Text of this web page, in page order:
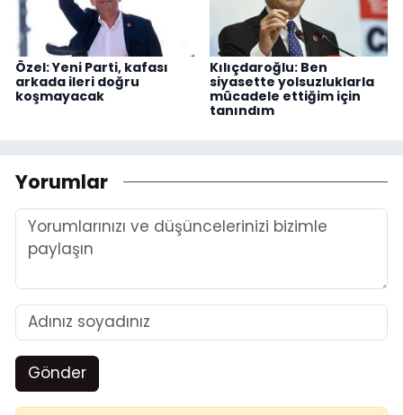
Özel: Yeni Parti, kafası
arkada ileri doğru
koşmayacak
Kılıçdaroğlu: Ben
siyasette yolsuzluklarla
mücadele ettiğim için
tanındım
Yorumlar
Gönder